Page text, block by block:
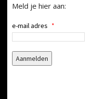
Meld je hier aan:
e-mail adres *